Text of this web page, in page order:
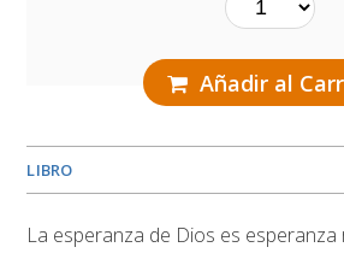
Añadir al
LIBRO
La esperanza de Dios es esperanza